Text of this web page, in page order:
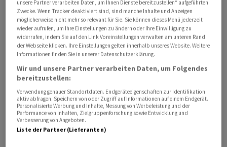
auch das Angebot: Einzelne Flugverbindungen könnten
entfallen, weil sie sich nicht mehr rechnen.
Grund sei die im Zuge des Iran-Kriegs blockierte Strasse
von Hormus, die zu einer Knappheit von Kerosin und
Diesel auf dem Weltmarkt führe, so Felbermayr. Daher
erwarte er auch an den Tankstellen in den nächsten
Monaten wenig Entlastung. Das sei der geringen
Produktion von Diesel und Kerosin in Europa
geschuldet.
unsere Partner verarbeiten Daten, um Ihnen Dienste bereitzustellen“ aufgeführten
Zwecke. Wenn Tracker deaktiviert sind, sind manche Inhalte und Anzeigen
möglicherweise nicht mehr so relevant für Sie. Sie können dieses Menü jederzeit
wieder aufrufen, um Ihre Einstellungen zu ändern oder Ihre Einwilligung zu
widerrufen, indem Sie auf den Link Voreinstellungen verwalten am unteren Rand
der Webseite klicken. Ihre Einstellungen gelten innerhalb unseres Website. Weitere
Informationen finden Sie in unserer Datenschutzerklärung.
Wir und unsere Partner verarbeiten Daten, um Folgendes
bereitzustellen:
Verwendung genauer Standortdaten. Endgeräteeigenschaften zur Identifikation
aktiv abfragen. Speichern von oder Zugriff auf Informationen auf einem Endgerät.
Personalisierte Werbung und Inhalte, Messung von Werbeleistung und der
Performance von Inhalten, Zielgruppenforschung sowie Entwicklung und
Verbesserung von Angeboten.
Liste der Partner (Lieferanten)